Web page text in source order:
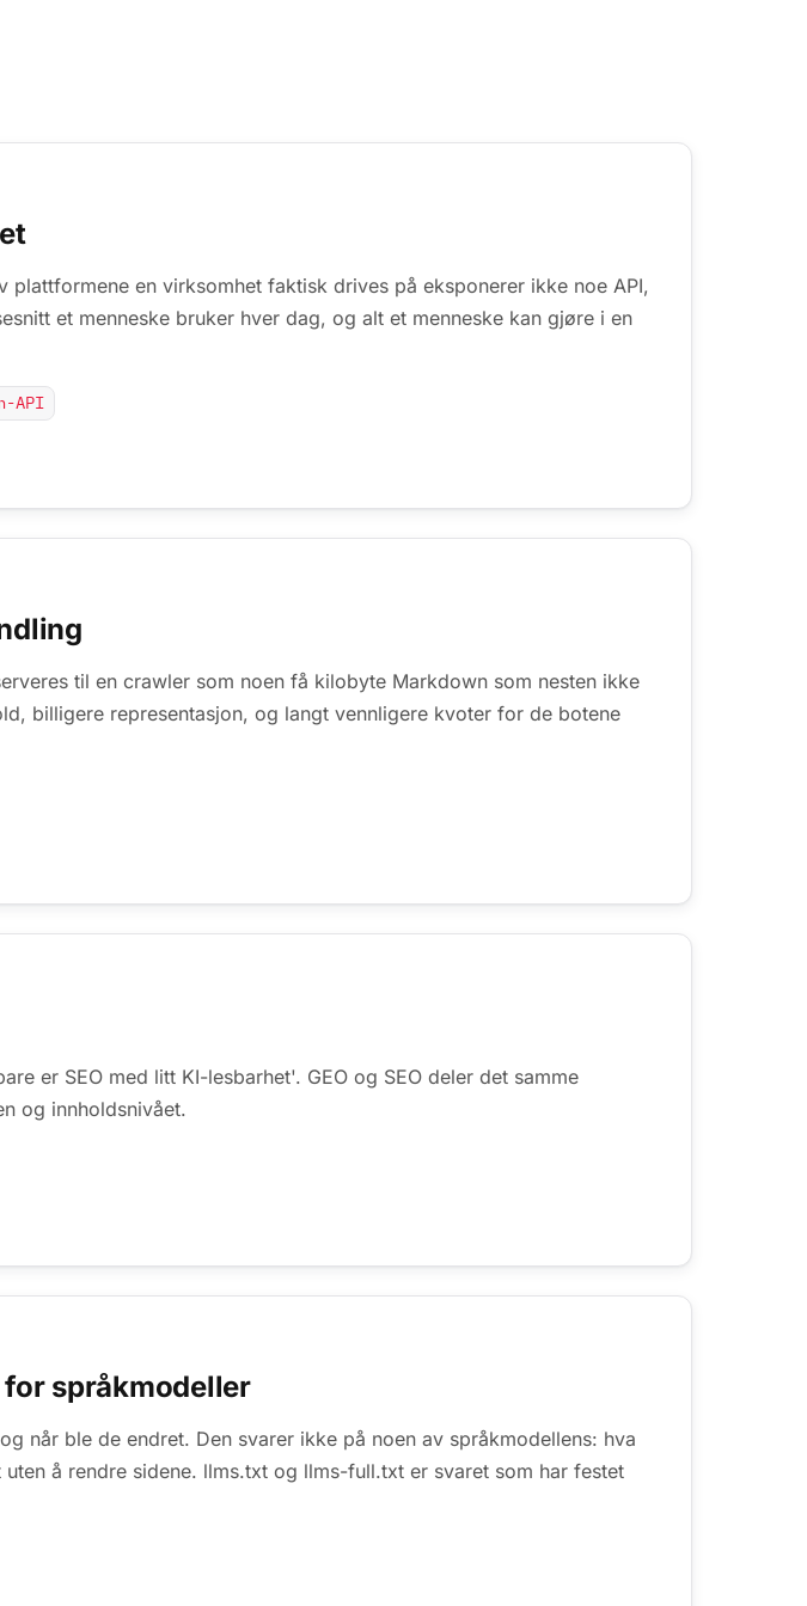
en virksomhet faktisk drives på eksponerer ikke noe API,
et menneske bruker hver dag, og alt et menneske kan gjøre i en
API
til en crawler som noen få kilobyte Markdown som nesten ikke
billigere representasjon, og langt vennligere kvoter for de botene
er SEO med litt KI-lesbarhet'. GEO og SEO deler det samme
og innholdsnivået.
språkmodeller
når ble de endret. Den svarer ikke på noen av språkmodellens: hva
å rendre sidene. llms.txt og llms-full.txt er svaret som har festet